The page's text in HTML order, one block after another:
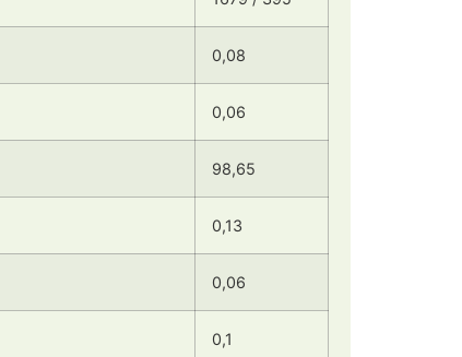
0,08
0,06
98,65
0,13
0,06
0,1